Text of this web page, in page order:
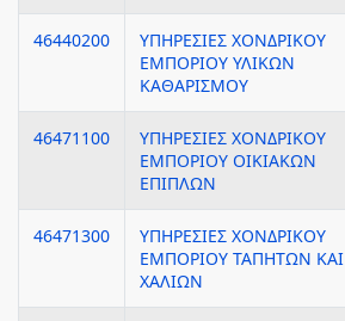
46440200
ΥΠΗΡΕΣΙΕΣ ΧΟΝΔΡΙΚΟΥ
ΕΜΠΟΡΙΟΥ ΥΛΙΚΩΝ
ΚΑΘΑΡΙΣΜΟΥ
46471100
ΥΠΗΡΕΣΙΕΣ ΧΟΝΔΡΙΚΟΥ
ΕΜΠΟΡΙΟΥ ΟΙΚΙΑΚΩΝ
ΕΠΙΠΛΩΝ
46471300
ΥΠΗΡΕΣΙΕΣ ΧΟΝΔΡΙΚΟΥ
ΕΜΠΟΡΙΟΥ ΤΑΠΗΤΩΝ ΚΑΙ
ΧΑΛΙΩΝ